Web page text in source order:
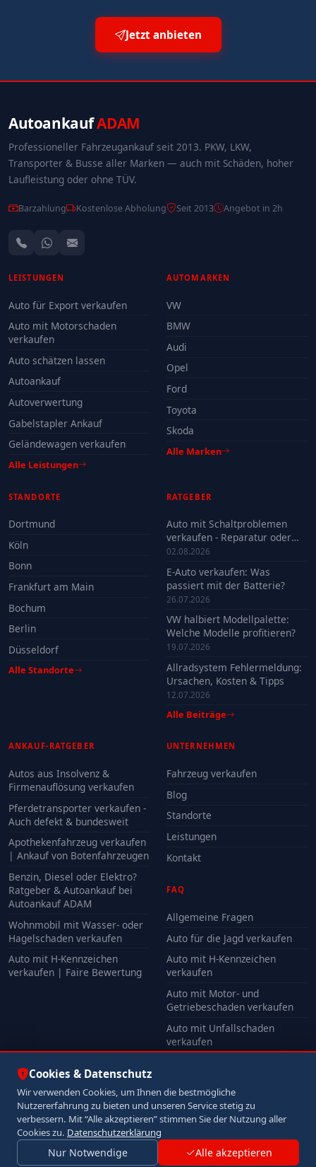
Jetzt anbieten
AutoankaufADAM
Professioneller Fahrzeugankauf seit 2013. PKW, LKW,
Transporter & Busse aller Marken — auch mit Schäden, hoher
Laufleistung oder ohne TÜV.
Barzahlung Kostenlose Abholung Seit 2013 Angebot in 2h
LEISTUNGEN
Auto für Export verkaufen
Auto mit Motorschaden
verkaufen
Auto schätzen lassen
Autoankauf
Autoverwertung
Gabelstapler Ankauf
Geländewagen verkaufen
Alle Leistungen
AUTOMARKEN
VW
BMW
Audi
Opel
Ford
Toyota
Skoda
Alle Marken
STANDORTE
Dortmund
Köln
Bonn
Frankfurt am Main
Bochum
Berlin
Düsseldorf
Alle Standorte
RATGEBER
Auto mit Schaltproblemen
verkaufen - Reparatur oder
Verkauf?
02.08.2026
E-Auto verkaufen: Was
passiert mit der Batterie?
26.07.2026
VW halbiert Modellpalette:
Welche Modelle profitieren?
19.07.2026
Allradsystem Fehlermeldung:
Ursachen, Kosten & Tipps
12.07.2026
Alle Beiträge
ANKAUF-RATGEBER
Autos aus Insolvenz &
Firmenauflösung verkaufen
Pferdetransporter verkaufen -
Auch defekt & bundesweit
Apothekenfahrzeug verkaufen
| Ankauf von Botenfahrzeugen
Benzin, Diesel oder Elektro?
Ratgeber & Autoankauf bei
Autoankauf ADAM
Wohnmobil mit Wasser- oder
Hagelschaden verkaufen
Auto mit H-Kennzeichen
verkaufen | Faire Bewertung
UNTERNEHMEN
Fahrzeug verkaufen
Blog
Standorte
Leistungen
Kontakt
FAQ
Allgemeine Fragen
Auto für die Jagd verkaufen
Auto mit H-Kennzeichen
verkaufen
Auto mit Motor- und
Getriebeschaden verkaufen
Auto mit Unfallschaden
verkaufen
© 2026 Autoankauf ADAM. Alle Rechte vorbehalten.
ImpressumDatenschutz
Cookies & Datenschutz
Wir verwenden Cookies, um Ihnen die bestmögliche
Nutzererfahrung zu bieten und unseren Service stetig zu
verbessern. Mit “Alle akzeptieren” stimmen Sie der Nutzung aller
Cookies zu. Datenschutzerklärung
Nur Notwendige Alle akzeptieren